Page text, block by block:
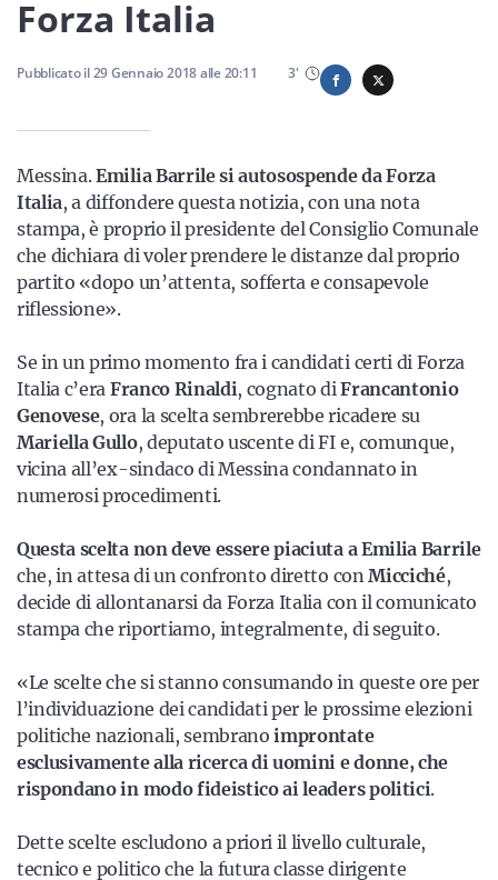
Servizi
Resta sempre aggiornato con le ultime news, iscriviti alla
nostra newsletter
Iscriviti
Forza Italia
Pubblicato il29 Gennaio 2018alle20:11 3'
Messina.Emilia Barrile si autosospende da Forza
Italia, a diffondere questa notizia, con una nota
stampa, è proprio il presidente del Consiglio Comunale
che dichiara di voler prendere le distanze dal proprio
partito «dopo un’attenta, sofferta e consapevole
riflessione».
Se in un primo momento fra i candidati certi di Forza
Italia c’era Franco Rinaldi, cognato diFrancantonio
Genovese, ora la scelta sembrerebbe ricadere su
Mariella Gullo, deputato uscente di FI e, comunque,
vicina all’ex-sindaco di Messina condannato in
numerosi procedimenti.
Questa scelta non deve essere piaciuta a Emilia Barrile
che, in attesa di un confronto diretto conMicciché,
decide di allontanarsi da Forza Italia con il comunicato
stampa che riportiamo, integralmente, di seguito.
«Le scelte che si stanno consumando in queste ore per
l’individuazione dei candidati per le prossime elezioni
politiche nazionali, sembranoimprontate
esclusivamente alla ricerca di uomini e donne, che
rispondano in modo fideistico ai leaders politici.
Dette scelte escludono a priori il livello culturale,
tecnico e politico che la futura classe dirigente